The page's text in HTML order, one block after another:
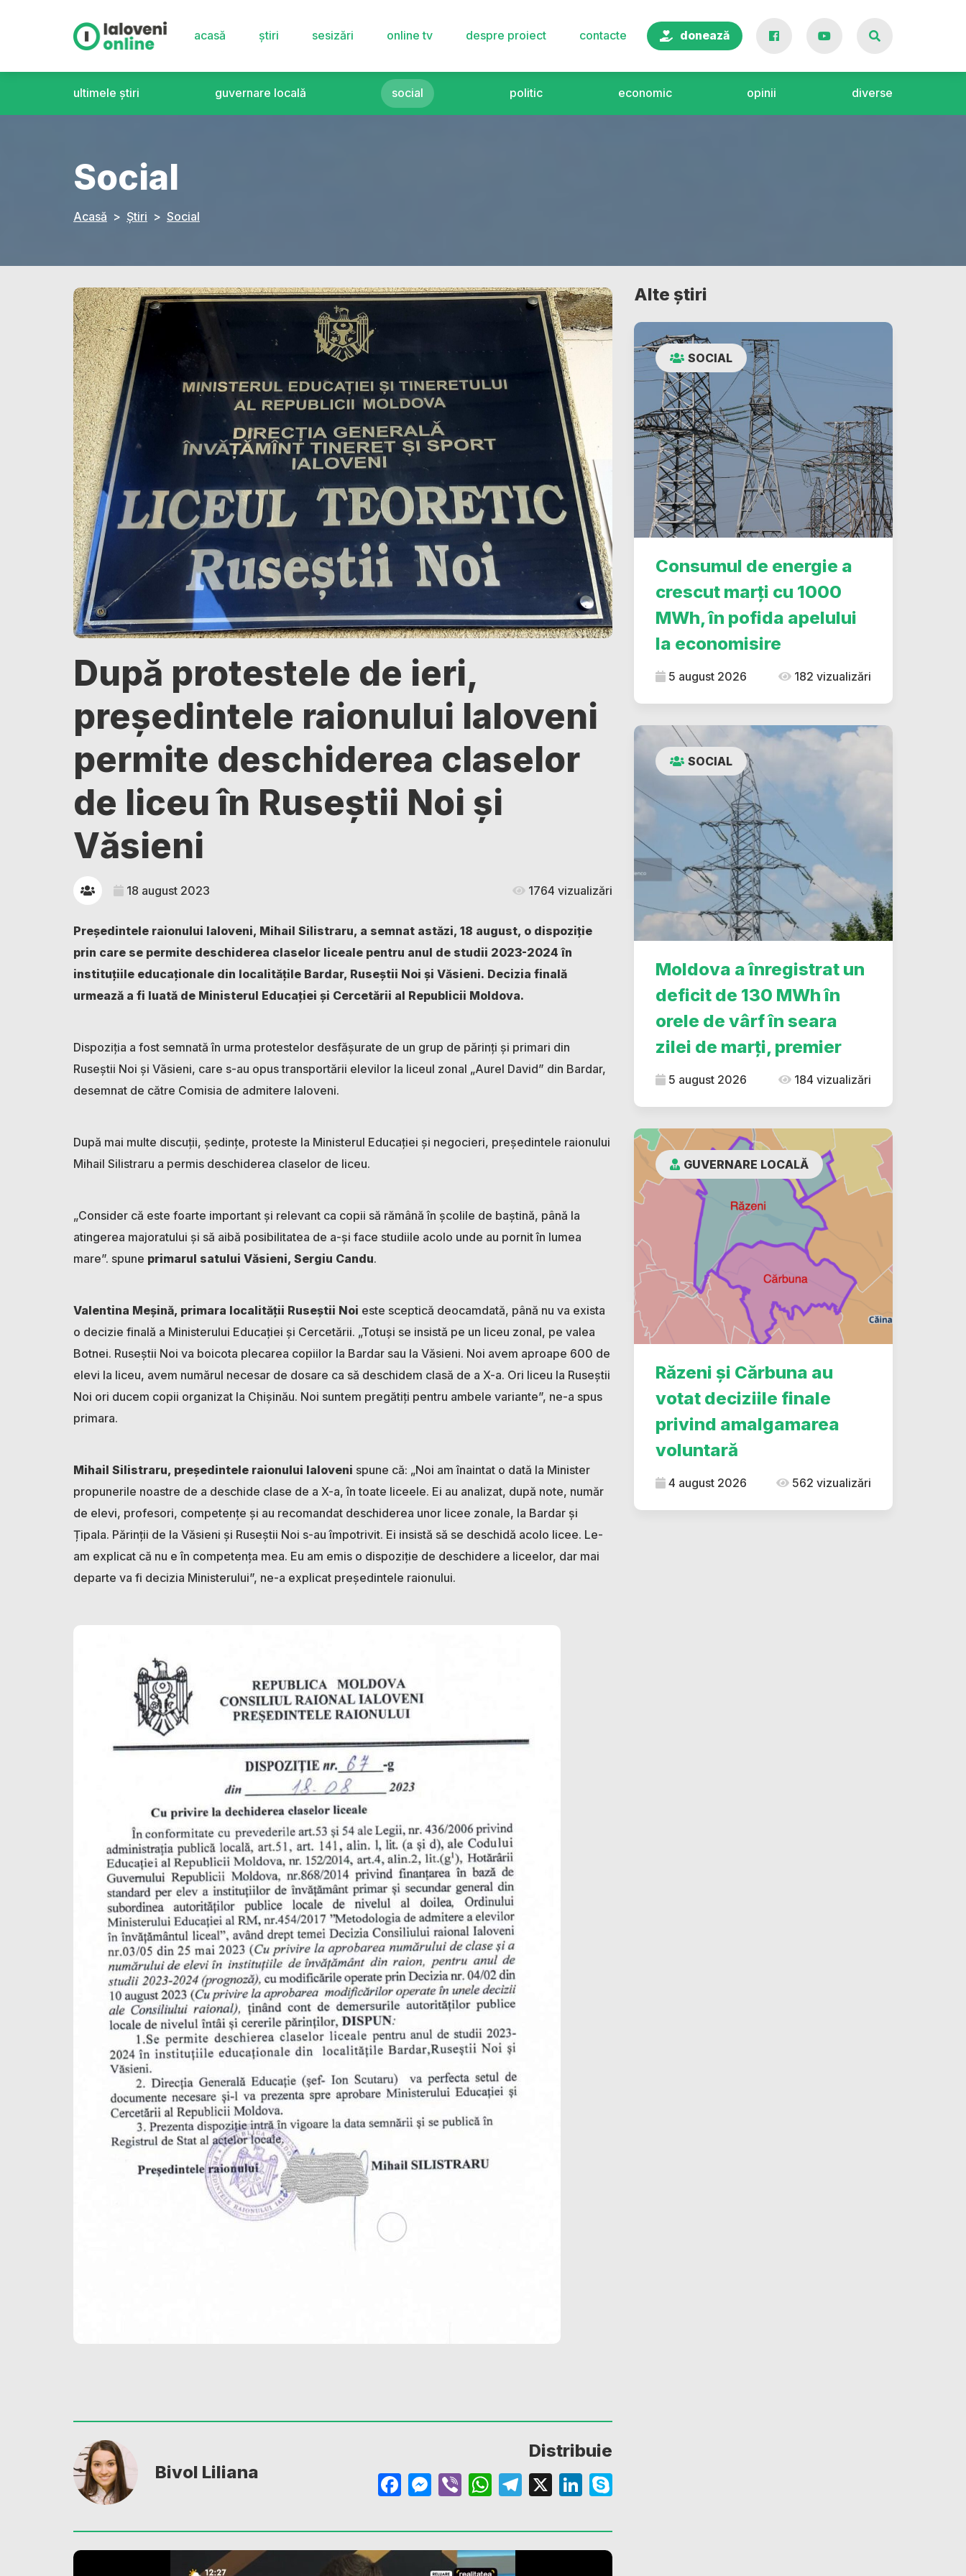
acasă știri sesizări online tv despre proiect contacte donează
ultimele știri guvernare locală social politic economic opinii diverse
Social
Acasă Știri Social
După protestele de ieri,
președintele raionului Ialoveni
permite deschiderea claselor
de liceu în Ruseștii Noi și
Văsieni
18 august 2023 1764 vizualizări
Președintele raionului Ialoveni, Mihail Silistraru, a semnat astăzi, 18 august, o dispoziție
prin care se permite deschiderea claselor liceale pentru anul de studii 2023-2024 în
instituțiile educaţionale din localităţile Bardar, Ruseștii Noi și Văsieni. Decizia finală
urmează a fi luată de Ministerul Educației și Cercetării al Republicii Moldova.
Dispoziția a fost semnată în urma protestelor desfășurate de un grup de părinți și primari din
Ruseștii Noi și Văsieni, care s-au opus transportării elevilor la liceul zonal „Aurel David” din Bardar,
desemnat de către Comisia de admitere Ialoveni.
După mai multe discuții, ședințe, proteste la Ministerul Educației și negocieri, președintele raionului
Mihail Silistraru a permis deschiderea claselor de liceu.
„Consider că este foarte important și relevant ca copii să rămână în școlile de baștină, până la
atingerea majoratului și să aibă posibilitatea de a-și face studiile acolo unde au pornit în lumea
mare”. spune primarul satului Văsieni, Sergiu Candu.
Valentina Meșină, primara localității Ruseștii Noi este sceptică deocamdată, până nu va exista
o decizie finală a Ministerului Educației și Cercetării. „Totuși se insistă pe un liceu zonal, pe valea
Botnei. Ruseștii Noi va boicota plecarea copiilor la Bardar sau la Văsieni. Noi avem aproape 600 de
elevi la liceu, avem numărul necesar de dosare ca să deschidem clasă de a X-a. Ori liceu la Ruseștii
Noi ori ducem copii organizat la Chișinău. Noi suntem pregătiți pentru ambele variante”, ne-a spus
primara.
Mihail Silistraru, președintele raionului Ialoveni spune că: „Noi am înaintat o dată la Minister
propunerile noastre de a deschide clase de a X-a, în toate liceele. Ei au analizat, după note, număr
de elevi, profesori, competențe și au recomandat deschiderea unor licee zonale, la Bardar și
Țipala. Părinții de la Văsieni și Ruseștii Noi s-au împotrivit. Ei insistă să se deschidă acolo licee. Le-
am explicat că nu e în competența mea. Eu am emis o dispoziție de deschidere a liceelor, dar mai
departe va fi decizia Ministerului”, ne-a explicat președintele raionului.
Bivol Liliana
Distribuie
Facebook
Messenger
ViberWhatsApp
Telegram
X LinkedIn
Alte știri
SOCIAL
Consumul de energie a
crescut marți cu 1000
MWh, în pofida apelului
la economisire
5 august 2026 182 vizualizări
SOCIAL
Moldova a înregistrat un
deficit de 130 MWh în
orele de vârf în seara
zilei de marți, premier
5 august 2026 184 vizualizări
GUVERNARE LOCALĂ
Răzeni și Cărbuna au
votat deciziile finale
privind amalgamarea
voluntară
4 august 2026 562 vizualizări